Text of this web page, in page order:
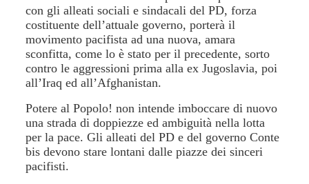
con gli alleati sociali e sindacali del PD, forza
costituente dell’attuale governo, porterà il
movimento pacifista ad una nuova, amara
sconfitta, come lo è stato per il precedente, sorto
contro le aggressioni prima alla ex Jugoslavia, poi
all’Iraq ed all’Afghanistan.
Potere al Popolo! non intende imboccare di nuovo
una strada di doppiezze ed ambiguità nella lotta
per la pace. Gli alleati del PD e del governo Conte
bis devono stare lontani dalle piazze dei sinceri
pacifisti.